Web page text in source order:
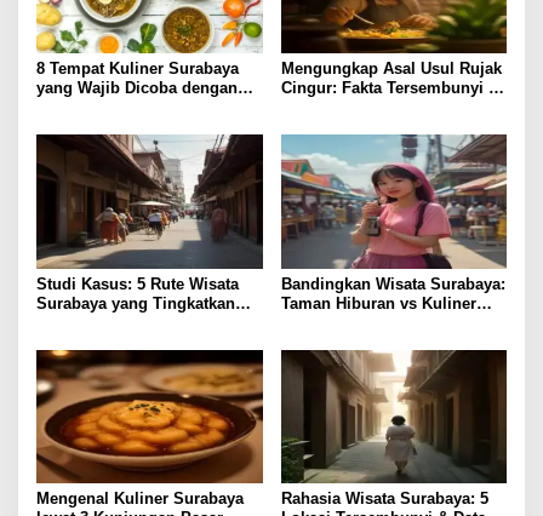
8 Tempat Kuliner Surabaya
yang Wajib Dicoba dengan
Mengungkap Asal Usul Rujak
Cingur: Fakta Tersembunyi di
Studi Kasus: 5 Rute Wisata
Surabaya yang Tingkatkan
Bandingkan Wisata Surabaya:
Taman Hiburan vs Kuliner
Mengenal Kuliner Surabaya
Rahasia Wisata Surabaya: 5